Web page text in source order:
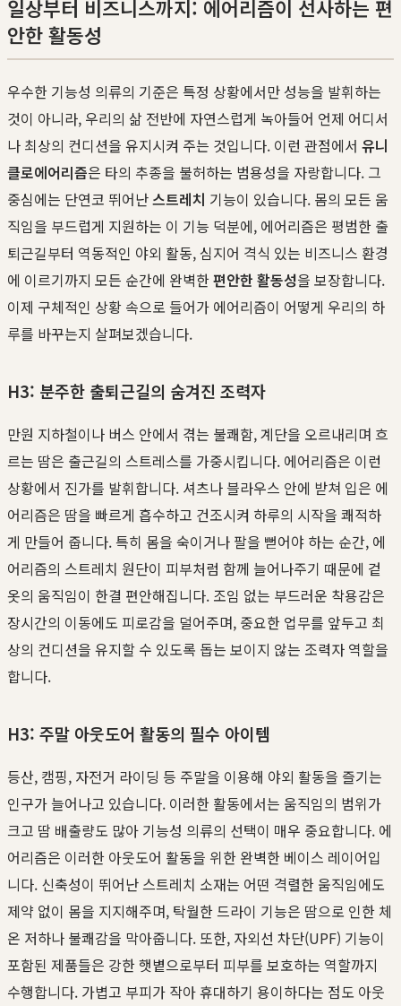
일상부터 비즈니스까지: 에어리즘이 선사하는 편
안한 활동성
우수한 기능성 의류의 기준은 특정 상황에서만 성능을 발휘하는
것이 아니라, 우리의 삶 전반에 자연스럽게 녹아들어 언제 어디서
나 최상의 컨디션을 유지시켜 주는 것입니다. 이런 관점에서 유니
클로에어리즘은 타의 추종을 불허하는 범용성을 자랑합니다. 그
중심에는 단연코 뛰어난스트레치 기능이 있습니다. 몸의 모든 움
직임을 부드럽게 지원하는 이 기능 덕분에, 에어리즘은 평범한 출
퇴근길부터 역동적인 야외 활동, 심지어 격식 있는 비즈니스 환경
에 이르기까지 모든 순간에 완벽한편안한 활동성을 보장합니다.
이제 구체적인 상황 속으로 들어가 에어리즘이 어떻게 우리의 하
루를 바꾸는지 살펴보겠습니다.
H3: 분주한 출퇴근길의 숨겨진 조력자
만원 지하철이나 버스 안에서 겪는 불쾌함, 계단을 오르내리며 흐
르는 땀은 출근길의 스트레스를 가중시킵니다. 에어리즘은 이런
상황에서 진가를 발휘합니다. 셔츠나 블라우스 안에 받쳐 입은 에
어리즘은 땀을 빠르게 흡수하고 건조시켜 하루의 시작을 쾌적하
게 만들어 줍니다. 특히 몸을 숙이거나 팔을 뻗어야 하는 순간, 에
어리즘의 스트레치 원단이 피부처럼 함께 늘어나주기 때문에 겉
옷의 움직임이 한결 편안해집니다. 조임 없는 부드러운 착용감은
장시간의 이동에도 피로감을 덜어주며, 중요한 업무를 앞두고 최
상의 컨디션을 유지할 수 있도록 돕는 보이지 않는 조력자 역할을
합니다.
H3: 주말 아웃도어 활동의 필수 아이템
등산, 캠핑, 자전거 라이딩 등 주말을 이용해 야외 활동을 즐기는
인구가 늘어나고 있습니다. 이러한 활동에서는 움직임의 범위가
크고 땀 배출량도 많아 기능성 의류의 선택이 매우 중요합니다. 에
어리즘은 이러한 아웃도어 활동을 위한 완벽한 베이스 레이어입
니다. 신축성이 뛰어난 스트레치 소재는 어떤 격렬한 움직임에도
제약 없이 몸을 지지해주며, 탁월한 드라이 기능은 땀으로 인한 체
온 저하나 불쾌감을 막아줍니다. 또한, 자외선 차단(UPF) 기능이
포함된 제품들은 강한 햇볕으로부터 피부를 보호하는 역할까지
수행합니다. 가볍고 부피가 작아 휴대하기 용이하다는 점도 아웃